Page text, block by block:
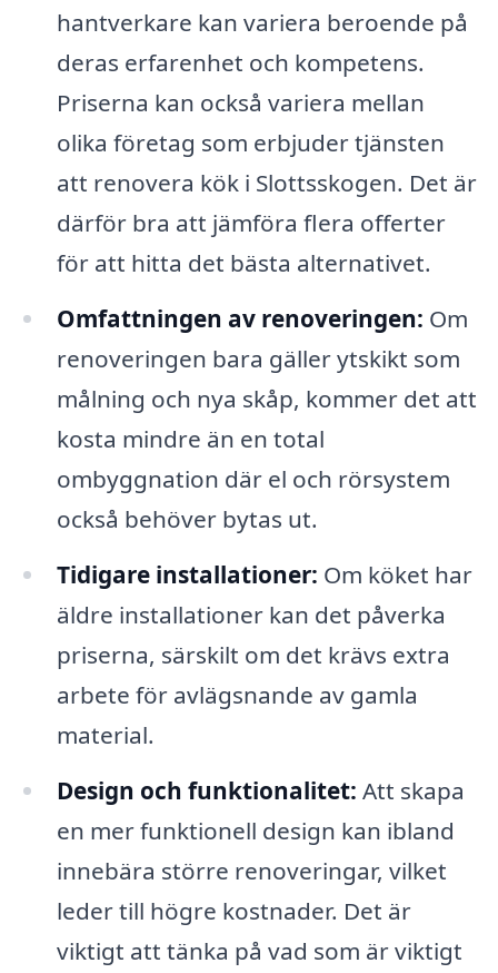
hantverkare kan variera beroende på
deras erfarenhet och kompetens.
Priserna kan också variera mellan
olika företag som erbjuder tjänsten
att renovera kök i Slottsskogen. Det är
därför bra att jämföra flera offerter
för att hitta det bästa alternativet.
Omfattningen av renoveringen: Om
renoveringen bara gäller ytskikt som
målning och nya skåp, kommer det att
kosta mindre än en total
ombyggnation där el och rörsystem
också behöver bytas ut.
Tidigare installationer: Om köket har
äldre installationer kan det påverka
priserna, särskilt om det krävs extra
arbete för avlägsnande av gamla
material.
Design och funktionalitet: Att skapa
en mer funktionell design kan ibland
innebära större renoveringar, vilket
leder till högre kostnader. Det är
viktigt att tänka på vad som är viktigt